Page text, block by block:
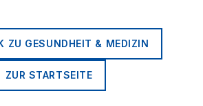
ZU GESUNDHEIT & MEDIZIN
ZUR STARTSEITE